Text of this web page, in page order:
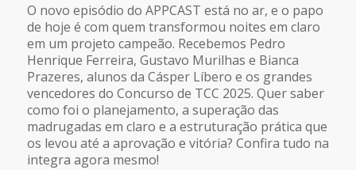
O novo episódio do APPCAST está no ar, e o papo
de hoje é com quem transformou noites em claro
em um projeto campeão. Recebemos Pedro
Henrique Ferreira, Gustavo Murilhas e Bianca
Prazeres, alunos da Cásper Líbero e os grandes
vencedores do Concurso de TCC 2025. Quer saber
como foi o planejamento, a superação das
madrugadas em claro e a estruturação prática que
os levou até a aprovação e vitória? Confira tudo na
integra agora mesmo!